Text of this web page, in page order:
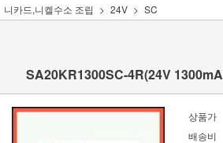
니카드,니켈수소 조립 24V SC
SA20KR1300SC-4R(24V
상품가
배송비